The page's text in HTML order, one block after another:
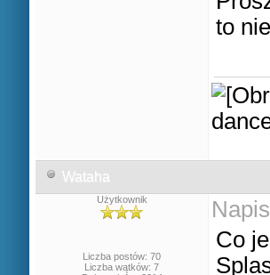
to
Wataha
Użytkownik
Liczba postów: 70
Liczba wątków: 7
Co